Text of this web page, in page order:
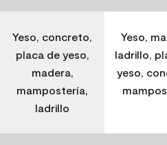
Yeso, concreto,
placa de yeso,
madera,
mampostería,
ladrillo
Yeso,
ladrillo,
yeso,